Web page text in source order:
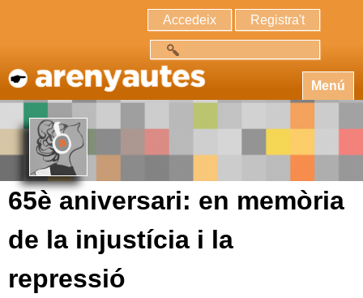
Accedeix Registra't
Menú
65è aniversari: en memòria
de la injustícia i la
repressió